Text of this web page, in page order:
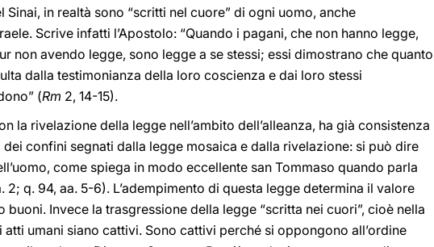
in realtà sono “scritti nel cuore” di ogni uomo, anche
Scrive infatti l’Apostolo: “Quando i pagani, che non hanno legge,
non avendo legge, sono legge a se stessi; essi dimostrano che quanto
dalla testimonianza della loro coscienza e dai loro stessi
(Rm 2, 14-15).
la rivelazione della legge nell’ambito dell’alleanza, ha già consistenza
confini segnati dalla legge mosaica e dalla rivelazione: si può dire
come spiega in modo eccellente san Tommaso quando parla
2; q. 94, aa. 5-6). L’adempimento di questa legge determina il valore
buoni. Invece la trasgressione della legge “scritta nei cuori”, cioè nella
atti umani siano cattivi. Sono cattivi perché si oppongono all’ordine